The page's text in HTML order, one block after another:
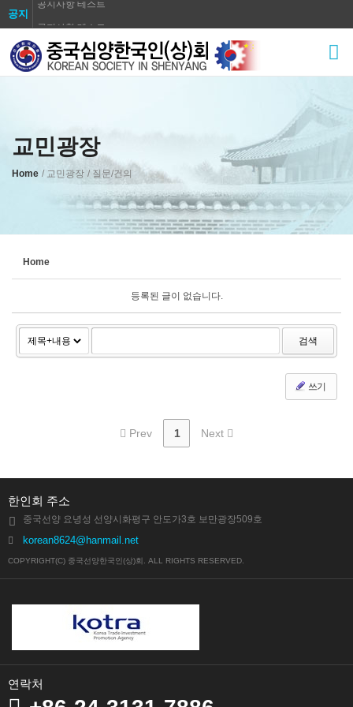
공지
공지사항 테스트
공지사항 테스트
공지사항 테스트
공지사항 테스트
공지사항 테스트
공지사항 테스트
교민광장
Home / 교민광장 / 질문/건의
Home
등록된 글이 없습니다.
검색
쓰기
Prev 1 Next
한인회 주소
중국선양 요녕성 선양시화평구 안도가3호 보만광장509호
korean8624@hanmail.net
COPYRIGHT(C) 중국선양한국인(상)회. ALL RIGHTS RESERVED.
연락처
Sketchbook5, 스케치북5
Sketchbook5, 스케치북5